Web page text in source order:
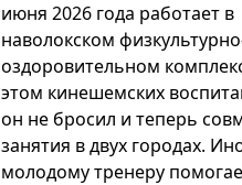
июня 2026 года работает в
наволокском
оздоровительном
этом кинешемских
он не бросил и теперь
занятия в двух городах.
молодому тренеру